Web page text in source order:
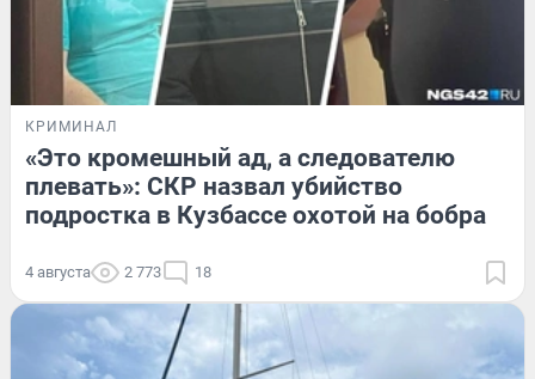
КРИМИНАЛ
«Это кромешный ад, а следователю
плевать»: СКР назвал убийство
подростка в Кузбассе охотой на бобра
4 августа 2 773 18